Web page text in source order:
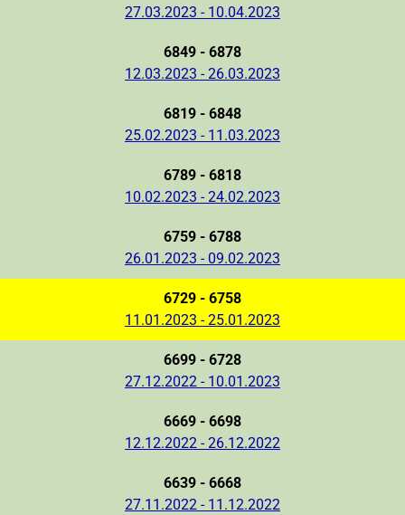
27.03.2023 - 10.04.2023
6849 - 6878
12.03.2023 - 26.03.2023
6819 - 6848
25.02.2023 - 11.03.2023
6789 - 6818
10.02.2023 - 24.02.2023
6759 - 6788
26.01.2023 - 09.02.2023
6729 - 6758
11.01.2023 - 25.01.2023
6699 - 6728
27.12.2022 - 10.01.2023
6669 - 6698
12.12.2022 - 26.12.2022
6639 - 6668
27.11.2022 - 11.12.2022